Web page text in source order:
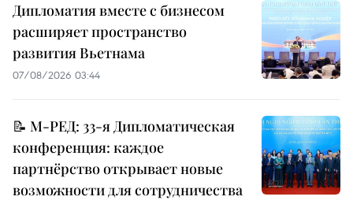
Дипломатия вместе с бизнесом
расширяет пространство
развития Вьетнама
07/08/2026 03:44
📝 М-РЕД: 33-я Дипломатическая
конференция: каждое
партнёрство открывает новые
возможности для сотрудничества